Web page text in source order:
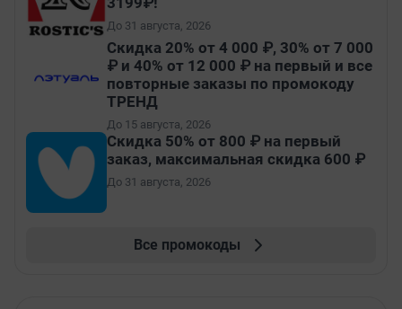
До 31 августа, 2026
Скидка 20% от 4 000 ₽, 30% от 7 000
₽ и 40% от 12 000 ₽ на первый и все
повторные заказы по промокоду
ТРЕНД
До 15 августа, 2026
Скидка 50% от 800 ₽ на первый
заказ, максимальная скидка 600 ₽
До 31 августа, 2026
Все промокоды